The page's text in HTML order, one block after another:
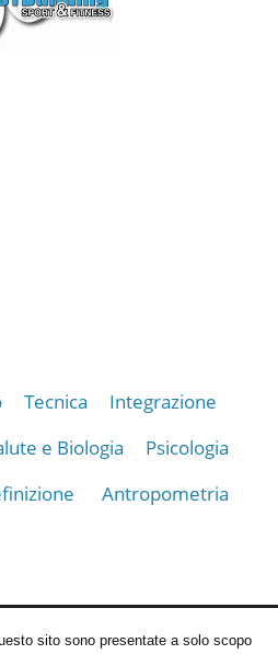
Tecnica
Integrazione
e Biologia
Psicologia
Antropometria
sito sono presentate a solo scopo